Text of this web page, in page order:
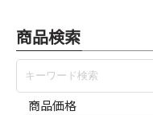
商品検索
商品価格